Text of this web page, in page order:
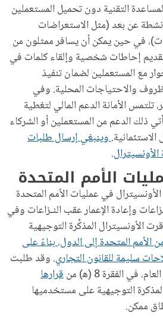
التقنية دون تحميل المستعملين
عن بعد (مثل الاستعراضات
في حين يمكن أن يسافر ممثلون من
إحاطات شخصية وإلقاء كلمات في
مع المستعملين لضمان تنفيذ
والاحتياجات المحلية. وفي
تلتمس الأمانة الدعم المالي لتغطية
ذلك الدعم من المستعملين أو الشركاء
وينبغي إرسال طلبات
الأونسيترال.
الأمم المتحدة
في عمليات الأمم المتحدة
وإعادة الإعمار عقب النـزاعات وفي
الأونسيترال المذكِّرة التوجيهية
الأمم المتحدة إلى الدول، بناءً على
سليمة للقانون التجاري. وقد طلبت
في الفقرة 8 (ﻫ) من
قرارها
التوجيهية على مستخدميها
ممكن.